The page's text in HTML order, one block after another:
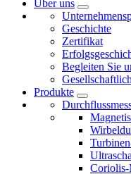
Über uns
Geschichte
Zertifikat
Begleiten Sie
Produkte
Coriolis-